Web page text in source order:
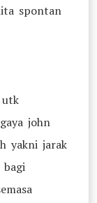
spontan
utk
john
yakni jarak